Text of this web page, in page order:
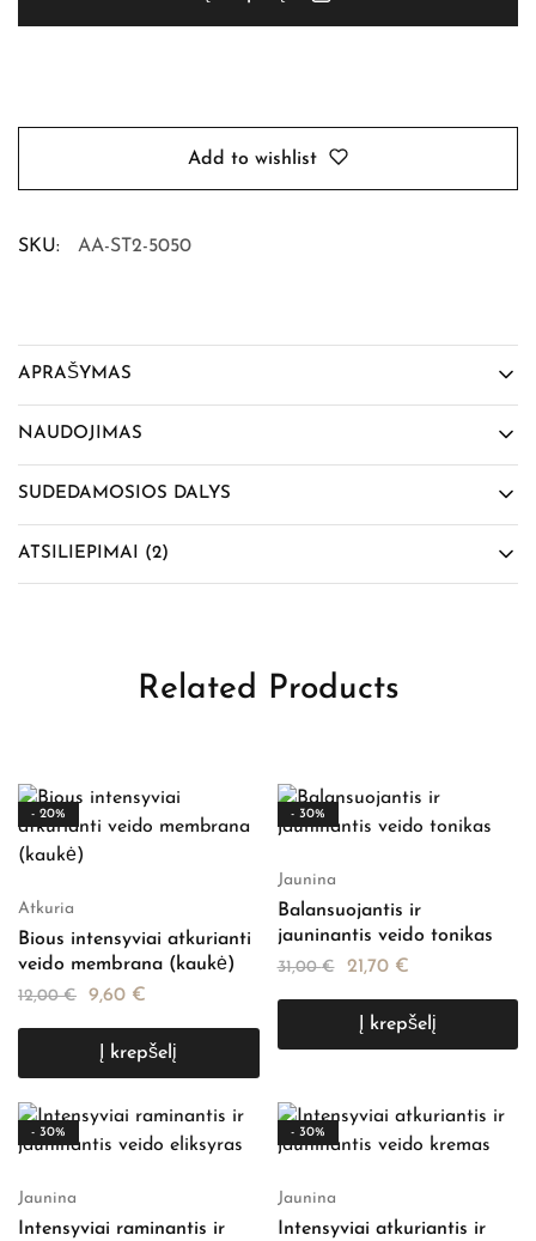
Add to wishlist
SKU: AA-ST2-5050
APRAŠYMAS
NAUDOJIMAS
SUDEDAMOSIOS DALYS
ATSILIEPIMAI (2)
Related Products
- 20%
Atkuria
Bious intensyviai atkurianti
veido membrana (kaukė)
12,00€ 9,60 €
Į krepšelį
- 30%
Jaunina
Balansuojantis ir
jauninantis veido tonikas
31,00€ 21,70 €
Į krepšelį
- 30%
Jaunina
Intensyviai raminantis ir
- 30%
Jaunina
Intensyviai atkuriantis ir